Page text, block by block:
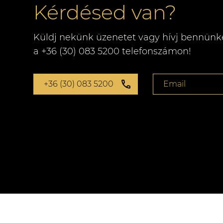
Kérdésed van?
Küldj nekünk üzenetet vagy hívj
a +36 (30) 083 5200 telefonszámon!
+36 (30) 083 5200 Email